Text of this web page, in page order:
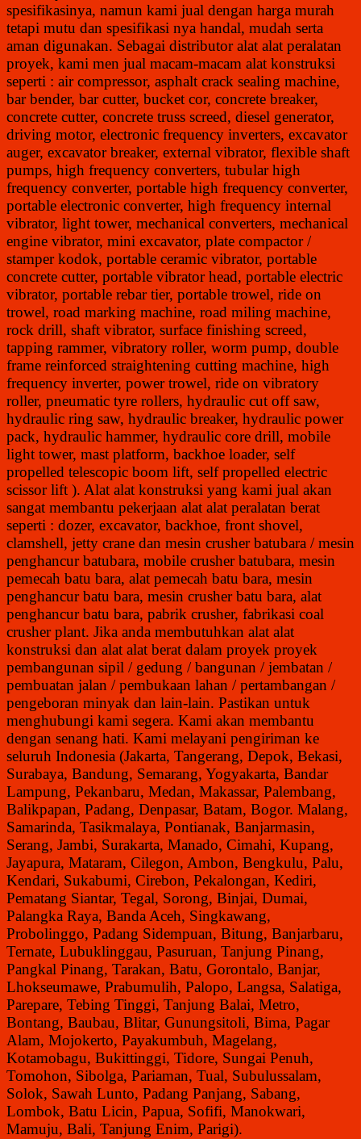
spesifikasinya, namun kami jual dengan harga murah
tetapi mutu dan spesifikasi nya handal, mudah serta
aman digunakan. Sebagai distributor alat alat peralatan
proyek, kami men jual macam-macam alat konstruksi
seperti : air compressor, asphalt crack sealing machine,
bar bender, bar cutter, bucket cor, concrete breaker,
concrete cutter, concrete truss screed, diesel generator,
driving motor, electronic frequency inverters, excavator
auger, excavator breaker, external vibrator, flexible shaft
pumps, high frequency converters, tubular high
frequency converter, portable high frequency converter,
portable electronic converter, high frequency internal
vibrator, light tower, mechanical converters, mechanical
engine vibrator, mini excavator, plate compactor /
stamper kodok, portable ceramic vibrator, portable
concrete cutter, portable vibrator head, portable electric
vibrator, portable rebar tier, portable trowel, ride on
trowel, road marking machine, road miling machine,
rock drill, shaft vibrator, surface finishing screed,
tapping rammer, vibratory roller, worm pump, double
frame reinforced straightening cutting machine, high
frequency inverter, power trowel, ride on vibratory
roller, pneumatic tyre rollers, hydraulic cut off saw,
hydraulic ring saw, hydraulic breaker, hydraulic power
pack, hydraulic hammer, hydraulic core drill, mobile
light tower, mast platform, backhoe loader, self
propelled telescopic boom lift, self propelled electric
scissor lift ). Alat alat konstruksi yang kami jual akan
sangat membantu pekerjaan alat alat peralatan berat
seperti : dozer, excavator, backhoe, front shovel,
clamshell, jetty crane dan mesin crusher batubara / mesin
penghancur batubara, mobile crusher batubara, mesin
pemecah batu bara, alat pemecah batu bara, mesin
penghancur batu bara, mesin crusher batu bara, alat
penghancur batu bara, pabrik crusher, fabrikasi coal
crusher plant. Jika anda membutuhkan alat alat
konstruksi dan alat alat berat dalam proyek proyek
pembangunan sipil / gedung / bangunan / jembatan /
pembuatan jalan / pembukaan lahan / pertambangan /
pengeboran minyak dan lain-lain. Pastikan untuk
menghubungi kami segera. Kami akan membantu
dengan senang hati. Kami melayani pengiriman ke
seluruh Indonesia (Jakarta, Tangerang, Depok, Bekasi,
Surabaya, Bandung, Semarang, Yogyakarta, Bandar
Lampung, Pekanbaru, Medan, Makassar, Palembang,
Balikpapan, Padang, Denpasar, Batam, Bogor. Malang,
Samarinda, Tasikmalaya, Pontianak, Banjarmasin,
Serang, Jambi, Surakarta, Manado, Cimahi, Kupang,
Jayapura, Mataram, Cilegon, Ambon, Bengkulu, Palu,
Kendari, Sukabumi, Cirebon, Pekalongan, Kediri,
Pematang Siantar, Tegal, Sorong, Binjai, Dumai,
Palangka Raya, Banda Aceh, Singkawang,
Probolinggo, Padang Sidempuan, Bitung, Banjarbaru,
Ternate, Lubuklinggau, Pasuruan, Tanjung Pinang,
Pangkal Pinang, Tarakan, Batu, Gorontalo, Banjar,
Lhokseumawe, Prabumulih, Palopo, Langsa, Salatiga,
Parepare, Tebing Tinggi, Tanjung Balai, Metro,
Bontang, Baubau, Blitar, Gunungsitoli, Bima, Pagar
Alam, Mojokerto, Payakumbuh, Magelang,
Kotamobagu, Bukittinggi, Tidore, Sungai Penuh,
Tomohon, Sibolga, Pariaman, Tual, Subulussalam,
Solok, Sawah Lunto, Padang Panjang, Sabang,
Lombok, Batu Licin, Papua, Sofifi, Manokwari,
Mamuju, Bali, Tanjung Enim, Parigi).